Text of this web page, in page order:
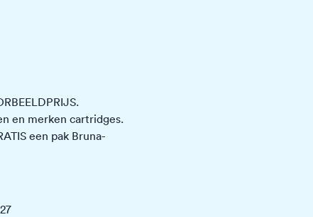
en merken cartridges.
een pak Bruna-